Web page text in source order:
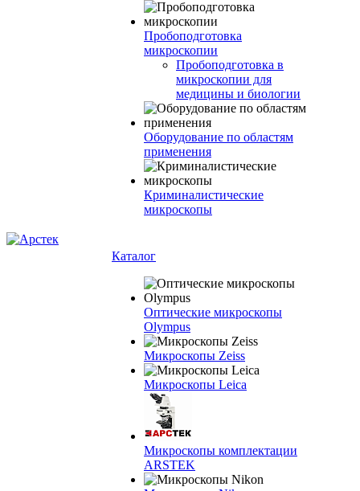
Пробоподготовка
микроскопии
Пробоподготовка в
микроскопии для
медицины и биологии
Оборудование по областям
применения
Криминалистические
микроскопы
Каталог
Оптические микроскопы
Olympus
Микроскопы Zeiss
Микроскопы Leica
Микроскопы комплектации
ARSTEK